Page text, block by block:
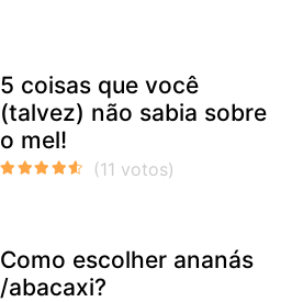
5 coisas que você
(talvez) não sabia sobre
o mel!
Como escolher ananás
/abacaxi?